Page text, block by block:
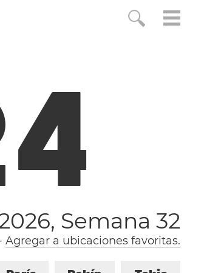
5
Semana 32
Agregar a ubicaciones favoritas.